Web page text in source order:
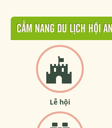
CẨM NANG DU LỊCH HỘI AN
Lễ hội